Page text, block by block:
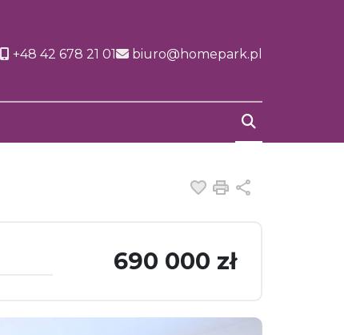
+48 42 678 21 01 biuro@homepark.pl
Dodaj do
Drukuj
690 000 zł